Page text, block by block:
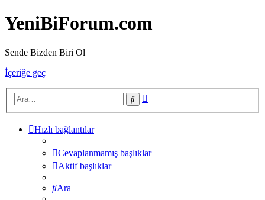
YeniBiForum.com
Sende Bizden Biri Ol
İçeriğe geç
Ara
Hızlı bağlantılar
Cevaplanmamış başlıklar
Aktif başlıklar
Ara